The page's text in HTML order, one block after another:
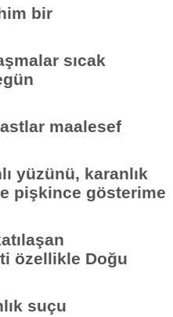
bir
sıcak
maalesef
yüzünü, karanlık
pişkince gösterime
özellikle Doğu
suçu